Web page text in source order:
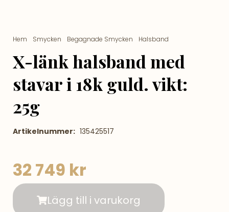
Hem Smycken Begagnade Smycken Halsband
X-länk halsband med
stavar i 18k guld. vikt:
25g
Artikelnummer: 135425517
32 749 kr
Lägg till i varukorg